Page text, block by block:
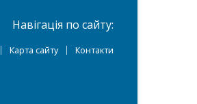
Навігація по сайту:
Карта сайту Контакти